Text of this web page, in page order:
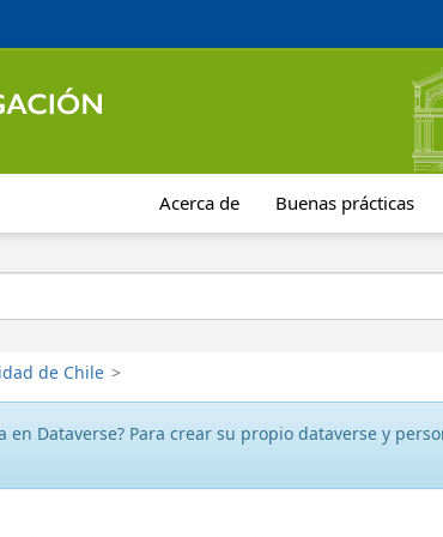
Acerca de Buenas prácticas
de Chile >
en Dataverse? Para crear su propio dataverse y